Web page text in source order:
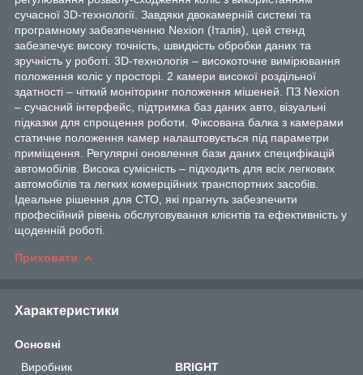
сучасної 3D-технології. Завдяки двокамерній системі та
програмному забезпеченню Nexion (Італія), цей стенд
забезпечує високу точність, швидкість обробки даних та
зручність у роботі. 3D-технологія – високоточне вимірювання
положення коліс у просторі. 2 камери високої роздільної
здатності – чіткий моніторинг положення мішеней. ПЗ Nexion
– сучасний інтерфейс, підтримка баз даних авто, візуальні
підказки для спрощення роботи. Фіксована балка з камерами
статичне положення камер налаштовується під параметри
приміщення. Регулярні оновлення бази даних специфікацій
автомобілів. Висока сумісність – підходить для всіх легкових
автомобілів та легких комерційних транспортних засобів.
Ідеальне рішення для СТО, які прагнуть забезпечити
професійний рівень обслуговування клієнтів та ефективність у
щоденній роботі.
Приховати
Характеристики
Основні
Виробник
BRIGHT